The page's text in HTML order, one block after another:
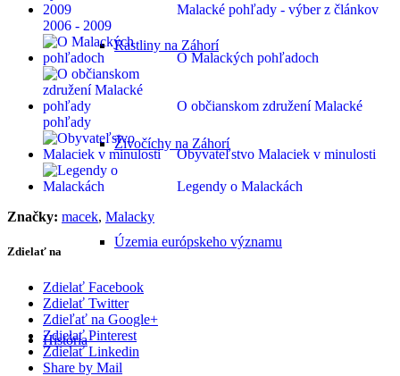
Rastliny na Záhorí
Živočíchy na Záhorí
Územia európskeho významu
História
Malacké pohľady - výber z článkov
2006 - 2009
O Malackých pohľadoch
O občianskom združení Malacké
pohľady
Obyvateľstvo Malaciek v minulosti
Legendy o Malackách
Značky: macek, Malacky
Zdielať na
Zdielať Facebook
Zdielať Twitter
Zdieľať na Google+
Zdielať Pinterest
Zdielať Linkedin
Share by Mail